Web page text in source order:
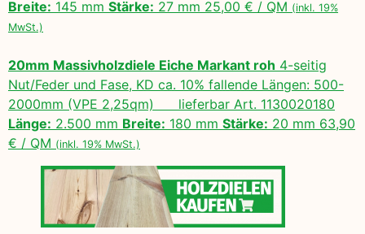
Breite: 145 mm Stärke: 27 mm 25,00 € / QM (inkl. 19%
MwSt.)
20mm Massivholzdiele Eiche Markant roh 4-seitig
Nut/Feder und Fase, KD ca. 10% fallende Längen: 500-
2000mm (VPE 2,25qm) lieferbar Art. 1130020180
Länge: 2.500 mm Breite: 180 mm Stärke: 20 mm 63,90
€ / QM (inkl. 19% MwSt.)